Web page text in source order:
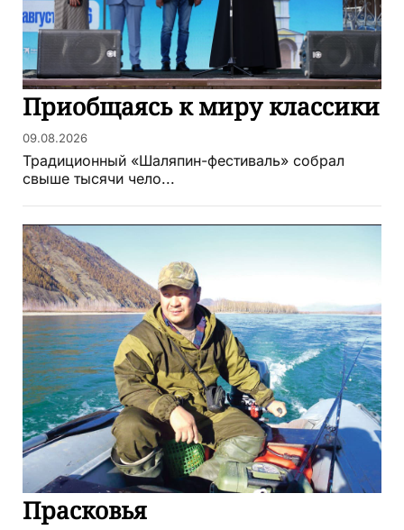
Приобщаясь к миру классики
09.08.2026
Традиционный «Шаляпин-фестиваль» собрал
свыше тысячи чело...
Прасковья